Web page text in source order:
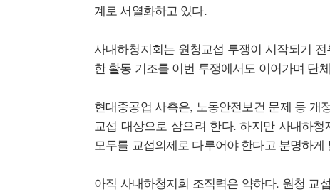
계로 서열화하고 있다.
사내하청지회는 원청교섭 투쟁이 시작되기
한 활동 기조를 이번 투쟁에서도 이어가며 단
현대중공업 사측은, 노동안전보건 문제 등
교섭 대상으로 삼으려 한다. 하지만 사내하
모두를 교섭의제로 다루어야 한다고 분명하게
아직 사내하청지회 조직력은 약하다. 원청 교